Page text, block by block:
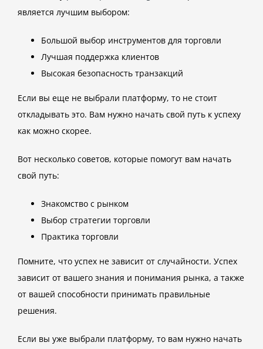
является лучшим выбором:
Большой выбор инструментов для торговли
Лучшая поддержка клиентов
Высокая безопасность транзакций
Если вы еще не выбрали платформу, то не стоит
откладывать это. Вам нужно начать свой путь к успеху
как можно скорее.
Вот несколько советов, которые помогут вам начать
свой путь:
Знакомство с рынком
Выбор стратегии торговли
Практика торговли
Помните, что успех не зависит от случайности. Успех
зависит от вашего знания и понимания рынка, а также
от вашей способности принимать правильные
решения.
Если вы уже выбрали платформу, то вам нужно начать